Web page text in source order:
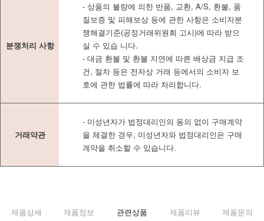
분쟁처리 사항
- 상품의 불량에 의한 반품, 교환, A/S, 환불, 품
질보증 및 피해보상 등에 관한 사항은 소비자분
쟁해결기준(공정거래위원회 고시)에 따라 받으
실 수 있습 니다.
- 대금 환불 및 환불 지연에 따른 배상금 지급 조
건, 절차 등은 전자상 거래 등에서의 소비자 보
호에 관한 법률에 따라 처리합니다.
거래약관
- 미성년자가 법정대리인의 동의 없이 구매계약
을 체결한 경우, 미성년자와 법정대리인은 구매
계약을 취소할 수 있습니다.
제품상세 제품정보 관련상품 제품리뷰 제품문의